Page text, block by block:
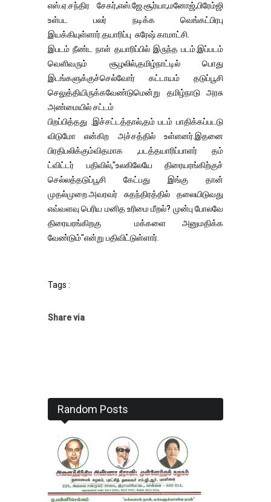
எஸ்.ஏ.சந்திர சேகர்,எஸ்.ஜே.சூர்யா,மனோஜ்,பிரேம்ஜி
உள்பட பலர் நடிக்க வெங்கட்பிரபு
இயக்கியுள்ளார்.தயாரிப்பு சுரேஷ் காமாட்சி.
இபடம் நீண்ட நாள் தயாரிப்பில் இருந்த படம்.இப்படம்
வெளிவரும் சூழலில்,தமிழ்நாட்டில் பொது
இடங்களுக்குச்செல்வோர் கட்டாயம் தடுப்பூசி
செலுத்தியிருக்கவேண்டுமென்று தமிழ்நாடு அரசு
அண்மையில் சட்டம்
பிறப்பித்தது .இச்சட்டத்தால்,தம் படம் பாதிக்கப்படடு
விடுமோ என்கிற அச்சத்தில் உள்ளனர்.இதனை
பிரதிபலிக்கும்விதமாக ,படத்தயாரிப்பாளர் தம்
ட்விட்டர் பதிவில்,"உலகிலேயே திரையரங்கிற்குச்
செல்லத்தடுப்பூசி கேட்பது இங்கு தான்
முதல்முறை.அவரவர் சுதந்திரத்தில் தலையிடுவது
எவ்வளவு பெரிய மனித உரிமை மீறல்? முன்பு போலவே
திரையரங்கிறகு மக்களை அனுமதிக்க
வேண்டும்"என்று பதிவிட்டுள்ளார்.
Tags :
Share via
Random Posts